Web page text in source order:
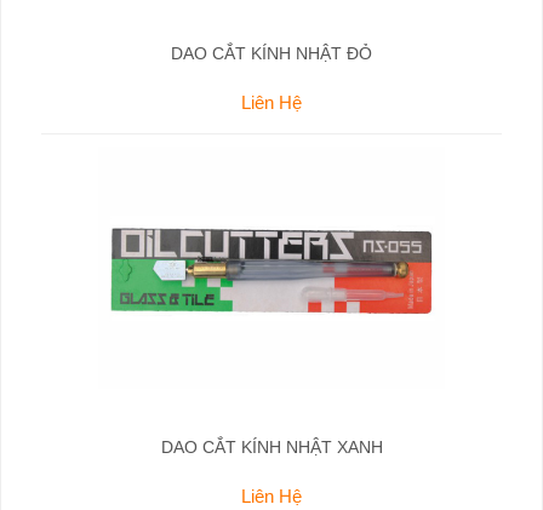
DAO CẮT KÍNH NHẬT ĐỎ
Liên Hệ
DAO CẮT KÍNH NHẬT XANH
Liên Hệ